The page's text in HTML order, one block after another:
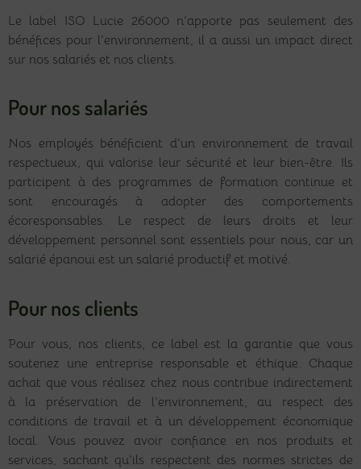
Le label ISO Lucie 26000 n’apporte pas seulement des
bénéfices pour l’environnement, il a aussi un impact direct
sur nos salariés et nos clients.
Pour nos salariés
Nos employés bénéficient d’un environnement de travail
respectueux, qui valorise leur sécurité et leur bien-être. Ils
participent à des programmes de formation continue et
sont encouragés à adopter des comportements
écoresponsables. Le respect de leurs droits et leur
développement personnel sont essentiels pour nous, car un
salarié épanoui est un salarié productif et motivé.
Pour nos clients
Pour vous, nos clients, ce label est la garantie que vous
soutenez une entreprise responsable et éthique. Chaque
achat que vous réalisez chez nous contribue indirectement
à la préservation de l’environnement, au respect des
conditions de travail et à un développement économique
local. Vous pouvez avoir confiance en nos produits et
services, sachant qu’ils respectent des normes strictes de